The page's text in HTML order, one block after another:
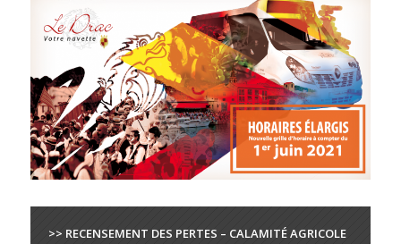
>> RECENSEMENT DES PERTES – CALAMITÉ AGRICOLE